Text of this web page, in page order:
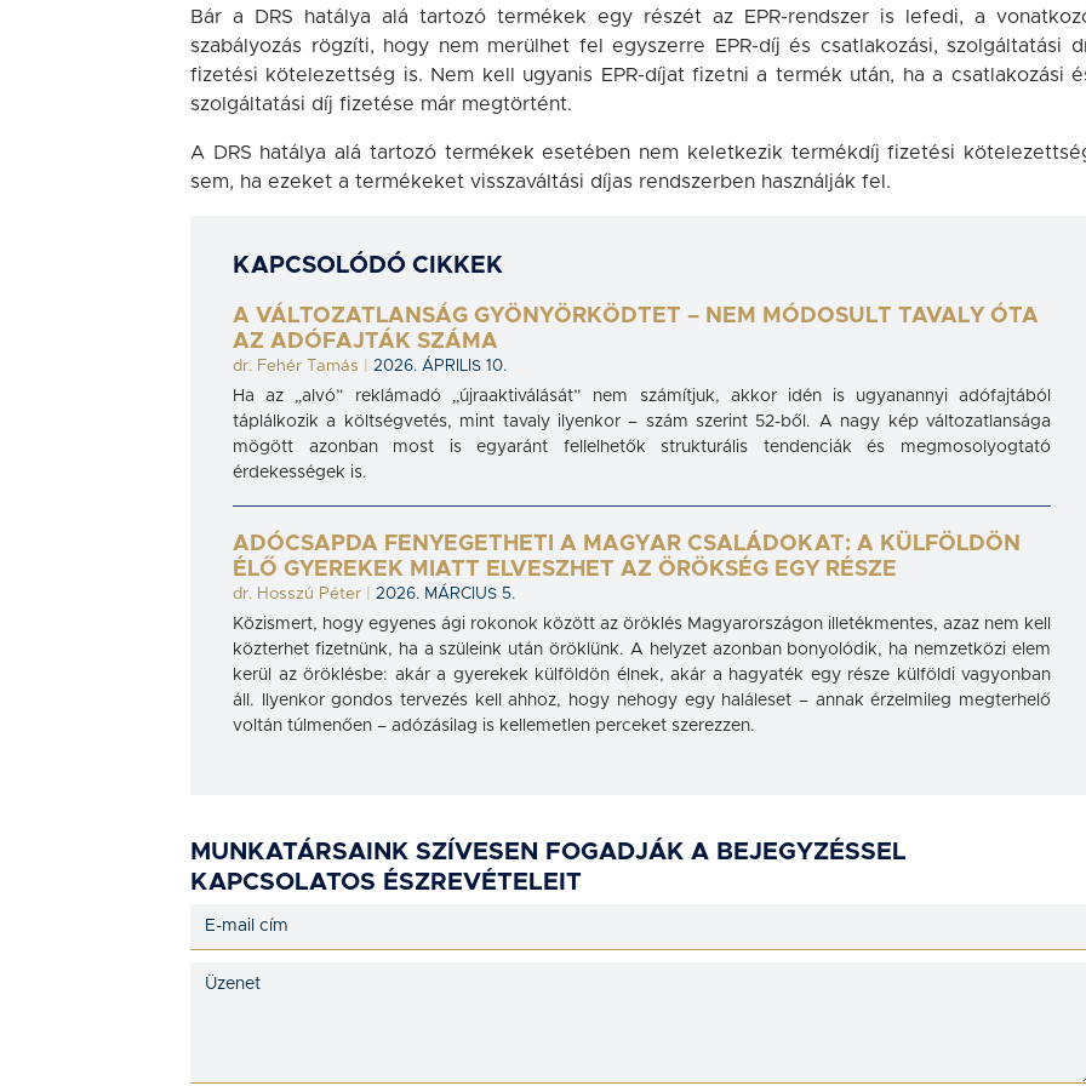
Bár a DRS hatálya alá tartozó termékek egy részét az EPR-rendszer is lefedi, a
szabályozás rögzíti, hogy nem merülhet fel egyszerre EPR-díj és csatlakozási, szolgáltatási
fizetési kötelezettség is. Nem kell ugyanis EPR-díjat fizetni a termék után, ha a csatlakozási
szolgáltatási díj fizetése már megtörtént.
A DRS hatálya alá tartozó termékek esetében nem keletkezik termékdíj fizetési
sem, ha ezeket a termékeket visszaváltási díjas rendszerben használják fel.
KAPCSOLÓDÓ CIKKEK
A VÁLTOZATLANSÁG GYÖNYÖRKÖDTET – NEM MÓDOSULT TAVALY ÓTA
AZ ADÓFAJTÁK SZÁMA
dr. Fehér Tamás
2026. ÁPRILIS 10.
Ha az „alvó” reklámadó „újraaktiválását” nem számítjuk, akkor idén is ugyanannyi adófajtából
táplálkozik a költségvetés, mint tavaly ilyenkor – szám szerint 52-ből. A nagy kép változatlansága
mögött azonban most is egyaránt fellelhetők strukturális tendenciák és megmosolyogtató
érdekességek is.
ADÓCSAPDA FENYEGETHETI A MAGYAR CSALÁDOKAT: A KÜLFÖLDÖN
ÉLŐ GYEREKEK MIATT ELVESZHET AZ ÖRÖKSÉG EGY RÉSZE
dr. Hosszú Péter
2026. MÁRCIUS 5.
Közismert, hogy egyenes ági rokonok között az öröklés Magyarországon illetékmentes, azaz nem kell
közterhet fizetnünk, ha a szüleink után öröklünk. A helyzet azonban bonyolódik, ha nemzetközi elem
kerül az öröklésbe: akár a gyerekek külföldön élnek, akár a hagyaték egy része külföldi vagyonban
áll. Ilyenkor gondos tervezés kell ahhoz, hogy nehogy egy haláleset – annak érzelmileg megterhelő
voltán túlmenően – adózásilag is kellemetlen perceket szerezzen.
MUNKATÁRSAINK SZÍVESEN FOGADJÁK A BEJEGYZÉSSEL
KAPCSOLATOS ÉSZREVÉTELEIT